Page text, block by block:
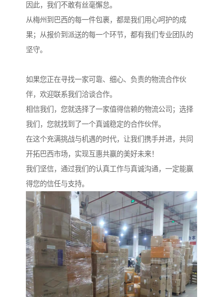
因此，我们不敢有丝毫懈怠。
从梅州到巴西的每一件包裹，都是我们用心呵护的成
果；从报价到派送的每一个环节，都有我们专业团队的
坚守。
如果您正在寻找一家可靠、细心、负责的物流合作伙
伴，欢迎联系我们洽谈合作。
相信我们，您就选择了一家值得信赖的物流公司；选择
我们，您就找到了一个真诚稳定的合作伙伴。
在这个充满挑战与机遇的时代，让我们携手并进，共同
开拓巴西市场，实现互惠共赢的美好未来！
我们坚信，通过我们的认真工作与真诚沟通，一定能赢
得您的信任与支持。